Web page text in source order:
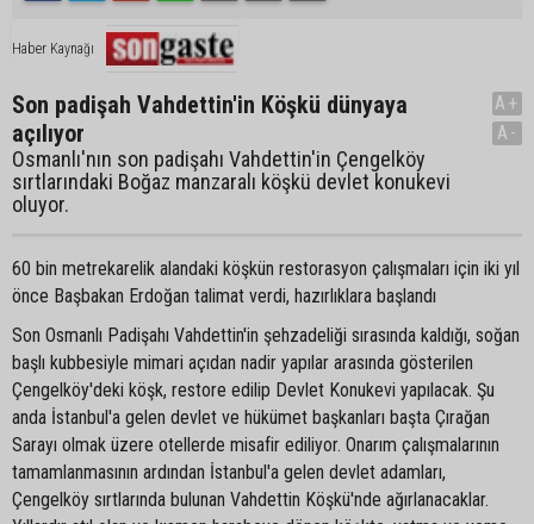
Haber Kaynağı
Son padişah Vahdettin'in Köşkü dünyaya
açılıyor
Osmanlı'nın son padişahı Vahdettin'in Çengelköy
sırtlarındaki Boğaz manzaralı köşkü devlet konukevi
oluyor.
A+
A-
60 bin metrekarelik alandaki köşkün restorasyon çalışmaları için iki yıl
önce Başbakan Erdoğan talimat verdi, hazırlıklara başlandı
Son Osmanlı Padişahı Vahdettin'in şehzadeliği sırasında kaldığı, soğan
başlı kubbesiyle mimari açıdan nadir yapılar arasında gösterilen
Çengelköy'deki köşk, restore edilip Devlet Konukevi yapılacak. Şu
anda İstanbul'a gelen devlet ve hükümet başkanları başta Çırağan
Sarayı olmak üzere otellerde misafir ediliyor. Onarım çalışmalarının
tamamlanmasının ardından İstanbul'a gelen devlet adamları,
Çengelköy sırtlarında bulunan Vahdettin Köşkü'nde ağırlanacaklar.